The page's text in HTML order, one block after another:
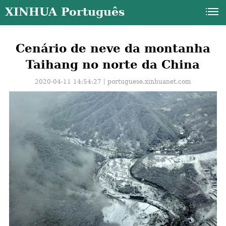
XINHUA Português
Cenário de neve da montanha
Taihang no norte da China
2020-04-11 14:54:27丨portuguese.xinhuanet.com